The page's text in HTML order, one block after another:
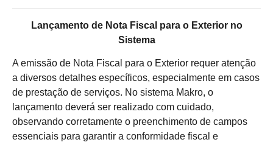
Lançamento de Nota Fiscal para o Exterior no
Sistema
A emissão de Nota Fiscal para o Exterior requer atenção
a diversos detalhes específicos, especialmente em casos
de prestação de serviços. No sistema Makro, o
lançamento deverá ser realizado com cuidado,
observando corretamente o preenchimento de campos
essenciais para garantir a conformidade fiscal e